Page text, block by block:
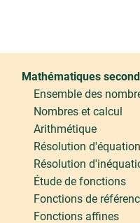
Mathématiques
Ensemble des
Nombres et calcul
Arithmétique
Résolution d'équation
Résolution
Étude de fonctions
Fonctions de
Fonctions affines